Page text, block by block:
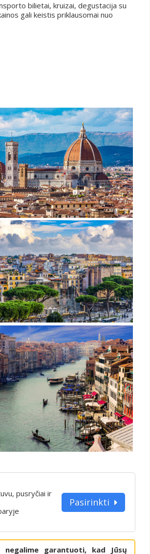
bilietai, kruizai, degustacija su
gali keistis priklausomai nuo
pusryčiai ir
Pasirinkti
garantuoti, kad Jūsų